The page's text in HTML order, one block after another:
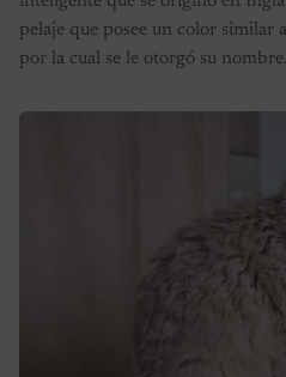
pelaje que posee un color similar
por la cual se le otorgó su nombre.